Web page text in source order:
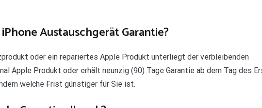
Austauschgerät Garantie?
oder ein repariertes Apple Produkt unterliegt der verbleibenden
Apple Produkt oder erhält neunzig (90) Tage Garantie ab dem Tag des
welche Frist günstiger für Sie ist.